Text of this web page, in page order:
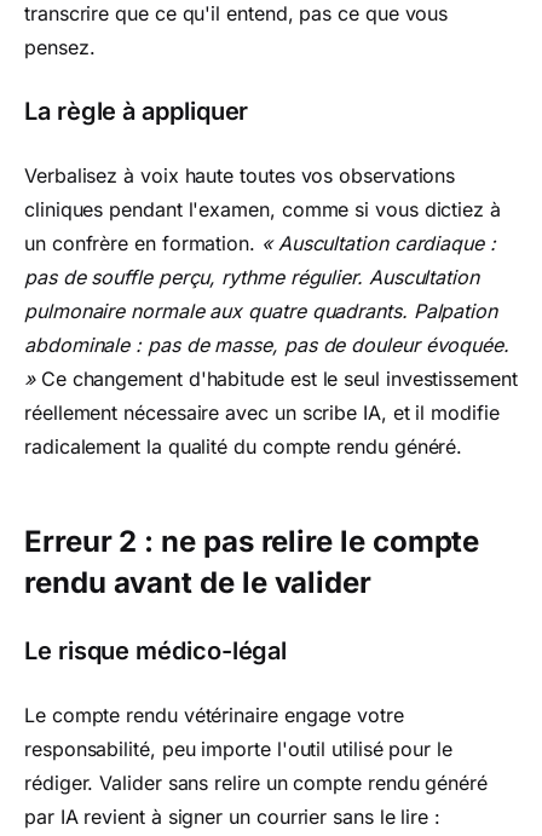
transcrire que ce qu'il entend, pas ce que vous
pensez.
La règle à appliquer
Verbalisez à voix haute toutes vos observations
cliniques pendant l'examen, comme si vous dictiez à
un confrère en formation. « Auscultation cardiaque :
pas de souffle perçu, rythme régulier. Auscultation
pulmonaire normale aux quatre quadrants. Palpation
abdominale : pas de masse, pas de douleur évoquée.
»Ce changement d'habitude est le seul investissement
réellement nécessaire avec un scribe IA, et il modifie
radicalement la qualité du compte rendu généré.
Erreur 2 : ne pas relire le compte
rendu avant de le valider
Le risque médico-légal
Le compte rendu vétérinaire engage votre
responsabilité, peu importe l'outil utilisé pour le
rédiger. Valider sans relire un compte rendu généré
par IA revient à signer un courrier sans le lire :